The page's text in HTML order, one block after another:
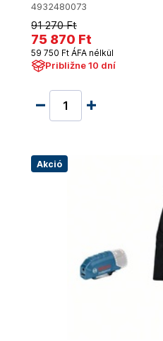
4932480073
91 270 Ft
75 870 Ft
59 750 Ft ÁFA nélkül
Približne 10 dní
Akció